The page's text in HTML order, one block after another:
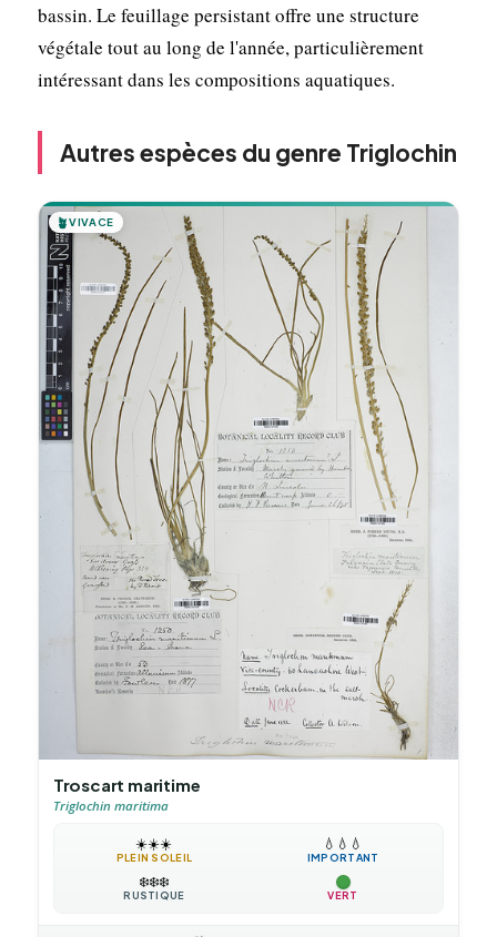
bassin. Le feuillage persistant offre une structure
végétale tout au long de l'année, particulièrement
intéressant dans les compositions aquatiques.
Autres espèces du genre Triglochin
🪴VIVACE
Troscart maritime
Triglochin maritima
☀️☀️☀️
PLEIN SOLEIL
💧 💧 💧
IMPORTANT
❄️❄️❄️
RUSTIQUE VERT